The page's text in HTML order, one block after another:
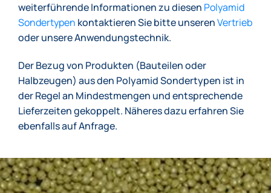
weiterführende Informationen zu diesen Polyamid
Sondertypen kontaktieren Sie bitte unserenVertrieb
oder unsere Anwendungstechnik.
Der Bezug von Produkten (Bauteilen oder
Halbzeugen) aus den Polyamid Sondertypen ist in
der Regel an Mindestmengen und entsprechende
Lieferzeiten gekoppelt. Näheres dazu erfahren Sie
ebenfalls auf Anfrage.